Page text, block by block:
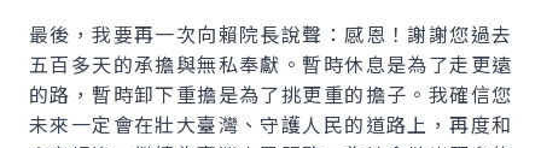
最後，我要再一次向賴院長說聲：感恩！謝謝您過去
五百多天的承擔與無私奉獻。暫時休息是為了走更遠
的路，暫時卸下重擔是為了挑更重的擔子。我確信您
未來一定會在壯大臺灣、守護人民的道路上，再度和